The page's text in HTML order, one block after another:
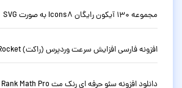
مجموعه 130 آیکون رایگان Icons8 به صورت SVG
افزونه فارسی افزایش سرعت وردپرس (راکت) WP Rocket نسخه 3.23.1